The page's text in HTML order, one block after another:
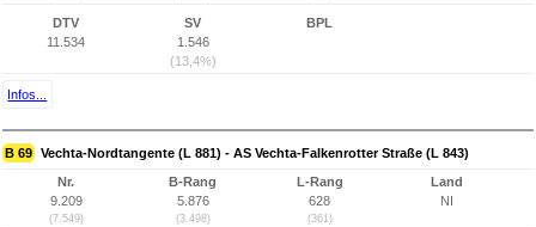
DTV
11.534
SV
1.546
(13,4%)
BPL
Infos...
B 69 Vechta-Nordtangente (L 881) - AS Vechta-Falkenrotter Straße (L 843)
Nr.
9.209
(7.549)
B-Rang
5.876
(3.498)
L-Rang
628
(361)
Land
NI